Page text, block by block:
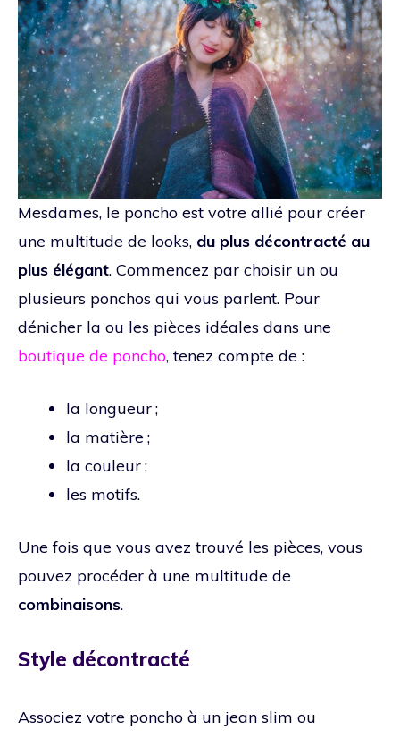
Mesdames, le poncho est votre allié pour créer
une multitude de looks, du plus décontracté au
plus élégant. Commencez par choisir un ou
plusieurs ponchos qui vous parlent. Pour
dénicher la ou les pièces idéales dans une
boutique de poncho, tenez compte de :
la longueur ;
la matière ;
la couleur ;
les motifs.
Une fois que vous avez trouvé les pièces, vous
pouvez procéder à une multitude de
combinaisons.
Style décontracté
Associez votre poncho à un jean slim ou